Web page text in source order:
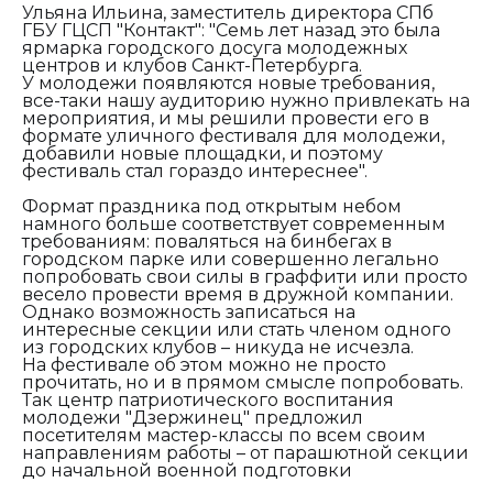
Ульяна Ильина, заместитель директора СПб
ГБУ ГЦСП "Контакт": "Семь лет назад это была
ярмарка городского досуга молодежных
центров и клубов Санкт-Петербурга.
У молодежи появляются новые требования,
все-таки нашу аудиторию нужно привлекать на
мероприятия, и мы решили провести его в
формате уличного фестиваля для молодежи,
добавили новые площадки, и поэтому
фестиваль стал гораздо интереснее".
Формат праздника под открытым небом
намного больше соответствует современным
требованиям: поваляться на бинбегах в
городском парке или совершенно легально
попробовать свои силы в граффити или просто
весело провести время в дружной компании.
Однако возможность записаться на
интересные секции или стать членом одного
из городских клубов – никуда не исчезла.
На фестивале об этом можно не просто
прочитать, но и в прямом смысле попробовать.
Так центр патриотического воспитания
молодежи "Дзержинец" предложил
посетителям мастер-классы по всем своим
направлениям работы – от парашютной секции
до начальной военной подготовки